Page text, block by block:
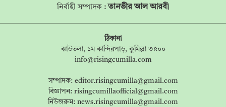
নির্বাহী সম্পাদক : তানভীর আল আরবী
ঠিকানা
ঝাউতলা, ১ম কান্দিরপাড়, কুমিল্লা ৩৫০০
info@risingcumilla.com
সম্পাদক: editor.risingcumilla@gmail.com
বিজ্ঞাপন: risingcumillaofficial@gmail.com
নিউজরুম: news.risingcumilla@gmail.com